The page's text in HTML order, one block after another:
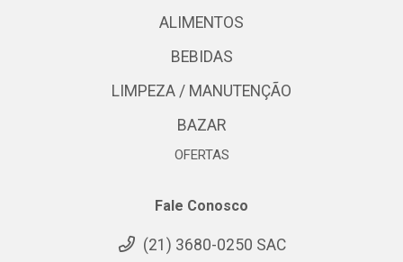
ALIMENTOS
BEBIDAS
LIMPEZA / MANUTENÇÃO
BAZAR
OFERTAS
Fale Conosco
(21) 3680-0250 SAC